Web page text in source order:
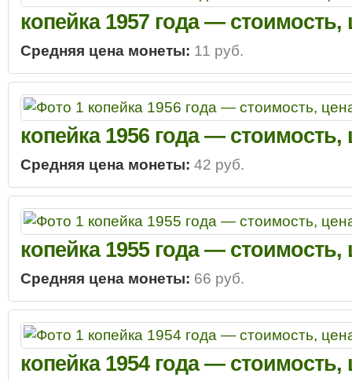
копейка 1957 года —
Средняя цена монеты: 11 руб.
копейка 1956 года —
Средняя цена монеты: 42 руб.
копейка 1955 года —
Средняя цена монеты: 66 руб.
копейка 1954 года —